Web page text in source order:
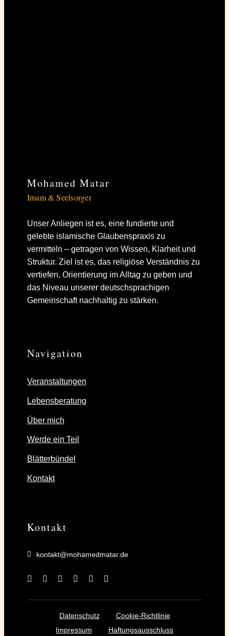
Mohamed Matar
Imam & Seelsorger
Unser Anliegen ist es, eine fundierte und
gelebte islamische Glaubenspraxis zu
vermitteln – getragen von Wissen, Klarheit und
Struktur. Ziel ist es, das religiöse Verständnis zu
vertiefen, Orientierung im Alltag zu geben und
das Niveau unserer deutschsprachigen
Gemeinschaft nachhaltig zu stärken.
Navigation
Veranstaltungen
Lebensberatung
Über mich
Werde ein Teil
Blätterbündel
Kontakt
Kontakt
kontakt@mohamedmatar.de
Datenschutz
Cookie-Richtlinie
Impressum
Haftungsausschluss